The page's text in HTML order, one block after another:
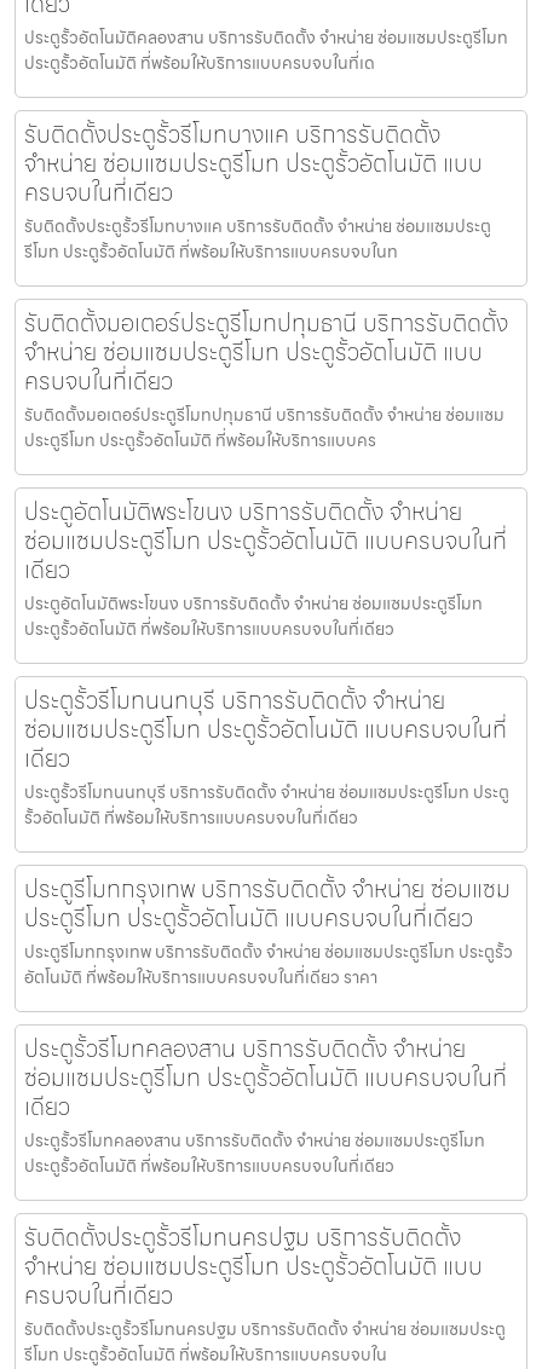
ประตูรั้วอัตโนมัติคลองสาน บริการรับติดตั้ง จำหน่าย ซ่อมแซมประตูรีโมท
ประตูรั้วอัตโนมัติ ที่พร้อมให้บริการแบบครบจบในที่เด
รับติดตั้งประตูรั้วรีโมทบางแค บริการรับติดตั้ง
จำหน่าย ซ่อมแซมประตูรีโมท ประตูรั้วอัตโนมัติ แบบ
ครบจบในที่เดียว
รับติดตั้งประตูรั้วรีโมทบางแค บริการรับติดตั้ง จำหน่าย ซ่อมแซมประตู
รีโมท ประตูรั้วอัตโนมัติ ที่พร้อมให้บริการแบบครบจบในท
รับติดตั้งมอเตอร์ประตูรีโมทปทุมธานี บริการรับติดตั้ง
จำหน่าย ซ่อมแซมประตูรีโมท ประตูรั้วอัตโนมัติ แบบ
ครบจบในที่เดียว
รับติดตั้งมอเตอร์ประตูรีโมทปทุมธานี บริการรับติดตั้ง จำหน่าย ซ่อมแซม
ประตูรีโมท ประตูรั้วอัตโนมัติ ที่พร้อมให้บริการแบบคร
ประตูอัตโนมัติพระโขนง บริการรับติดตั้ง จำหน่าย
ซ่อมแซมประตูรีโมท ประตูรั้วอัตโนมัติ แบบครบจบในที่
เดียว
ประตูอัตโนมัติพระโขนง บริการรับติดตั้ง จำหน่าย ซ่อมแซมประตูรีโมท
ประตูรั้วอัตโนมัติ ที่พร้อมให้บริการแบบครบจบในที่เดียว
ประตูรั้วรีโมทนนทบุรี บริการรับติดตั้ง จำหน่าย
ซ่อมแซมประตูรีโมท ประตูรั้วอัตโนมัติ แบบครบจบในที่
เดียว
ประตูรั้วรีโมทนนทบุรี บริการรับติดตั้ง จำหน่าย ซ่อมแซมประตูรีโมท ประตู
รั้วอัตโนมัติ ที่พร้อมให้บริการแบบครบจบในที่เดียว
ประตูรีโมทกรุงเทพ บริการรับติดตั้ง จำหน่าย ซ่อมแซม
ประตูรีโมท ประตูรั้วอัตโนมัติ แบบครบจบในที่เดียว
ประตูรีโมทกรุงเทพ บริการรับติดตั้ง จำหน่าย ซ่อมแซมประตูรีโมท ประตูรั้ว
อัตโนมัติ ที่พร้อมให้บริการแบบครบจบในที่เดียว ราคา
ประตูรั้วรีโมทคลองสาน บริการรับติดตั้ง จำหน่าย
ซ่อมแซมประตูรีโมท ประตูรั้วอัตโนมัติ แบบครบจบในที่
เดียว
ประตูรั้วรีโมทคลองสาน บริการรับติดตั้ง จำหน่าย ซ่อมแซมประตูรีโมท
ประตูรั้วอัตโนมัติ ที่พร้อมให้บริการแบบครบจบในที่เดียว
รับติดตั้งประตูรั้วรีโมทนครปฐม บริการรับติดตั้ง
จำหน่าย ซ่อมแซมประตูรีโมท ประตูรั้วอัตโนมัติ แบบ
ครบจบในที่เดียว
รับติดตั้งประตูรั้วรีโมทนครปฐม บริการรับติดตั้ง จำหน่าย ซ่อมแซมประตู
รีโมท ประตูรั้วอัตโนมัติ ที่พร้อมให้บริการแบบครบจบใน